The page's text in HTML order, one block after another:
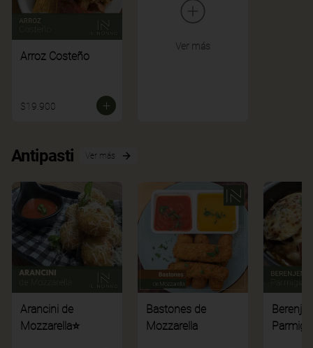
Arroz Costeño
$19.900
Ver más
Antipasti Ver más
Arancini de
Mozzarella⭐
Bastones de
Mozzarella